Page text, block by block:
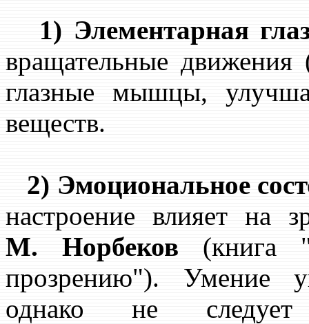
1) Элементарная
вращательные
глазные мышцы,
веществ.
2) Эмоциональное
настроение влияет на
М. Норбеков (книга
прозрению"). Умение
однако не